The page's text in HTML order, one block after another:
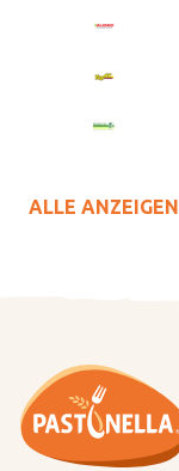
ALLE ANZEIGEN